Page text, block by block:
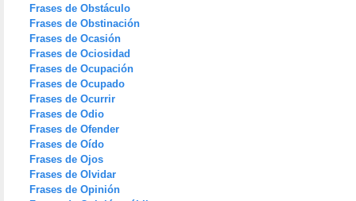
Frases de Obstáculo
Frases de Obstinación
Frases de Ocasión
Frases de Ociosidad
Frases de Ocupación
Frases de Ocupado
Frases de Ocurrir
Frases de Odio
Frases de Ofender
Frases de Oído
Frases de Ojos
Frases de Olvidar
Frases de Opinión